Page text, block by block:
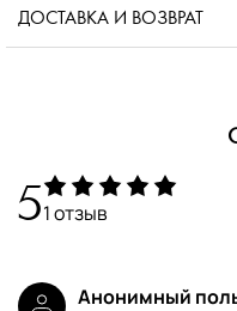
ДОСТАВКА И ВОЗВРАТ
51 отзыв
Анонимный